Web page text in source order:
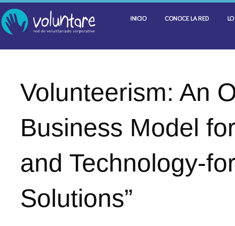
INICIO CONOCE LA RED
Volunteerism: An
Business Model
and Technology-
Solutions”